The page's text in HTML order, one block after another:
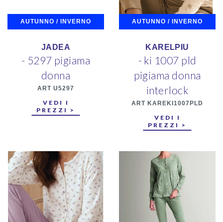
AUTUNNO / INVERNO
JADEA
- 5297 pigiama
donna
ART U5297
VEDI I
PREZZI >
AUTUNNO / INVERNO
KARELPIU
- ki 1007 pld
pigiama donna
interlock
ART KAREKI1007PLD
VEDI I
PREZZI >